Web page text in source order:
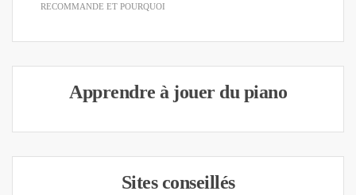
RECOMMANDE ET POURQUOI
Apprendre à jouer du piano
Sites conseillés